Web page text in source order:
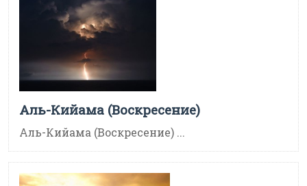
Аль-Кийама (Воскресение)
Аль-Кийама (Воскресение) ...